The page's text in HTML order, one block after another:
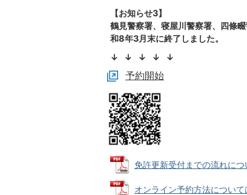
【お知らせ3】
鶴見警察署、寝屋川警察署、四條
和8年3月末に終了しました。
↓ ↓ ↓ ↓ ↓
予約開始
免許更新受付までの流れに
オンライン予約方法につい